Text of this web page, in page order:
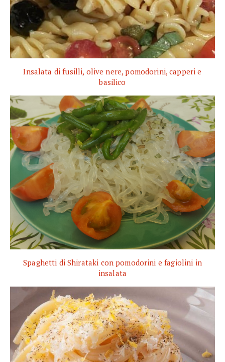
Insalata di fusilli, olive nere, pomodorini, capperi e
basilico
Spaghetti di Shirataki con pomodorini e fagiolini in
insalata